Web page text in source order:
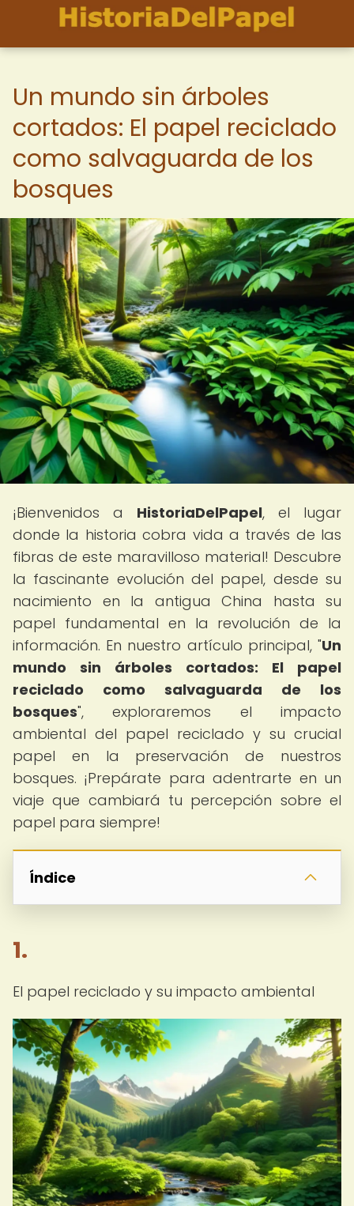
Un mundo sin árboles
cortados: El papel reciclado
como salvaguarda de los
bosques
¡Bienvenidos a HistoriaDelPapel, el lugar
donde la historia cobra vida a través de las
fibras de este maravilloso material! Descubre
la fascinante evolución del papel, desde su
nacimiento en la antigua China hasta su
papel fundamental en la revolución de la
información. En nuestro artículo principal, "Un
mundo sin árboles cortados: El papel
reciclado como salvaguarda de los
bosques", exploraremos el impacto
ambiental del papel reciclado y su crucial
papel en la preservación de nuestros
bosques. ¡Prepárate para adentrarte en un
viaje que cambiará tu percepción sobre el
papel para siempre!
Índice
1.
El papel reciclado y su impacto ambiental